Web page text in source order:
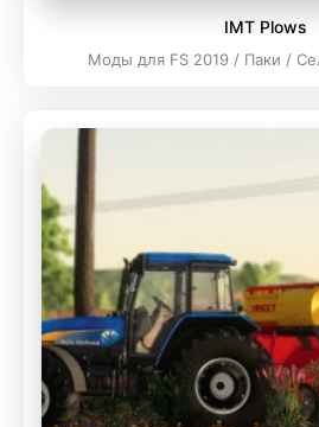
IMT Plows
Моды для FS 2019 / Паки /